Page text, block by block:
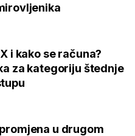
i kako se računa?
za kategoriju štednje
u drugom